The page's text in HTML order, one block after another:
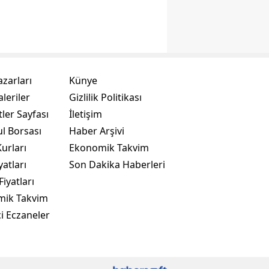
Sayfası
Borsası
Takvim
Eczaneler
Künye
Gizlilik Politikası
İletişim
Haber Arşivi
Ekonomik Takvim
Son Dakika Haberleri